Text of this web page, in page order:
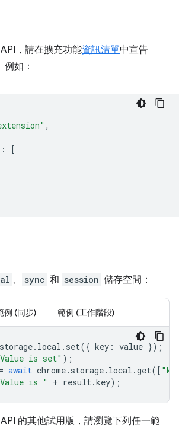
，請在擴充功能資訊清單中宣告
例如：
,
:
[
、 sync 和 session 儲存空間：
例 (同步) 範例 (工作階段)
storage. local . set({ key : value });
is set" );
= await chrome. storage. local .get([
is " + result.key);
的其他試用版，請瀏覽下列任一範